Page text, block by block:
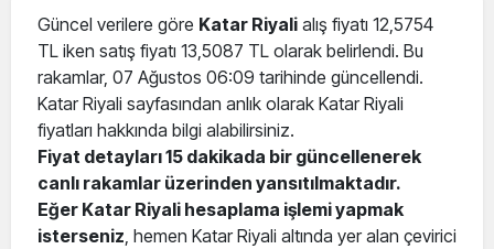
Güncel verilere göre Katar Riyali alış fiyatı 12,5754
TL iken satış fiyatı 13,5087 TL olarak belirlendi. Bu
rakamlar, 07 Ağustos 06:09 tarihinde güncellendi.
Katar Riyali sayfasından anlık olarak Katar Riyali
fiyatları hakkında bilgi alabilirsiniz.
Fiyat detayları 15 dakikada bir güncellenerek
canlı rakamlar üzerinden yansıtılmaktadır.
Eğer Katar Riyali hesaplama işlemi yapmak
isterseniz, hemen Katar Riyali altında yer alan çevirici